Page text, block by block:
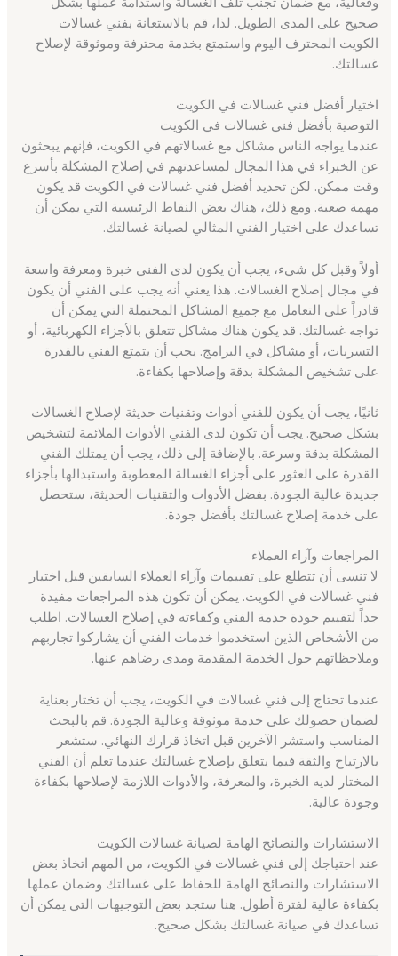
صحيح على المدى الطويل. لذا، قم بالاستعانة بفني غسالات
الكويت المحترف اليوم واستمتع بخدمة محترفة وموثوقة لإصلاح
غسالتك.
اختيار أفضل فني غسالات في الكويت
التوصية بأفضل فني غسالات في الكويت
عندما يواجه الناس مشاكل مع غسالاتهم في الكويت، فإنهم يبحثون
عن الخبراء في هذا المجال لمساعدتهم في إصلاح المشكلة بأسرع
وقت ممكن. لكن تحديد أفضل فني غسالات في الكويت قد يكون
مهمة صعبة. ومع ذلك، هناك بعض النقاط الرئيسية التي يمكن أن
تساعدك على اختيار الفني المثالي لصيانة غسالتك.
أولاً وقبل كل شيء، يجب أن يكون لدى الفني خبرة ومعرفة واسعة
في مجال إصلاح الغسالات. هذا يعني أنه يجب على الفني أن يكون
قادراً على التعامل مع جميع المشاكل المحتملة التي يمكن أن
تواجه غسالتك. قد يكون هناك مشاكل تتعلق بالأجزاء الكهربائية، أو
التسربات، أو مشاكل في البرامج. يجب أن يتمتع الفني بالقدرة
على تشخيص المشكلة بدقة وإصلاحها بكفاءة.
ثانيًا، يجب أن يكون للفني أدوات وتقنيات حديثة لإصلاح الغسالات
بشكل صحيح. يجب أن تكون لدى الفني الأدوات الملائمة لتشخيص
المشكلة بدقة وسرعة. بالإضافة إلى ذلك، يجب أن يمتلك الفني
القدرة على العثور على أجزاء الغسالة المعطوبة واستبدالها بأجزاء
جديدة عالية الجودة. بفضل الأدوات والتقنيات الحديثة، ستحصل
على خدمة إصلاح غسالتك بأفضل جودة.
المراجعات وآراء العملاء
لا تنسى أن تتطلع على تقييمات وآراء العملاء السابقين قبل اختيار
فني غسالات في الكويت. يمكن أن تكون هذه المراجعات مفيدة
جداً لتقييم جودة خدمة الفني وكفاءته في إصلاح الغسالات. اطلب
من الأشخاص الذين استخدموا خدمات الفني أن يشاركوا تجاربهم
وملاحظاتهم حول الخدمة المقدمة ومدى رضاهم عنها.
عندما تحتاج إلى فني غسالات في الكويت، يجب أن تختار بعناية
لضمان حصولك على خدمة موثوقة وعالية الجودة. قم بالبحث
المناسب واستشر الآخرين قبل اتخاذ قرارك النهائي. ستشعر
بالارتياح والثقة فيما يتعلق بإصلاح غسالتك عندما تعلم أن الفني
المختار لديه الخبرة، والمعرفة، والأدوات اللازمة لإصلاحها بكفاءة
وجودة عالية.
الاستشارات والنصائح الهامة لصيانة غسالات الكويت
عند احتياجك إلى فني غسالات في الكويت، من المهم اتخاذ بعض
الاستشارات والنصائح الهامة للحفاظ على غسالتك وضمان عملها
بكفاءة عالية لفترة أطول. هنا ستجد بعض التوجيهات التي يمكن أن
تساعدك في صيانة غسالتك بشكل صحيح.